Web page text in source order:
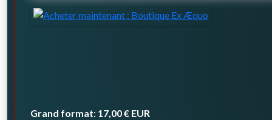
Grand format: 17,00 € EUR